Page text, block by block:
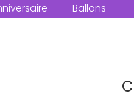
Ballons